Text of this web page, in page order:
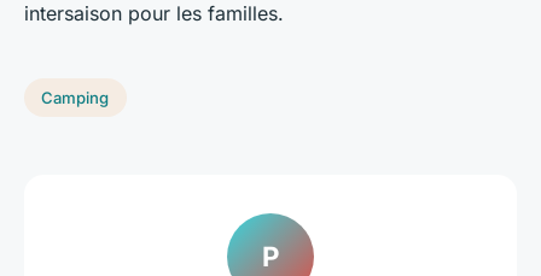
intersaison pour les familles.
Camping
P